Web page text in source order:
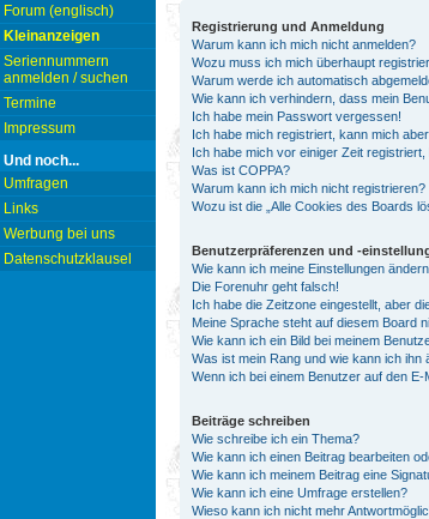
Forum (englisch)
Kleinanzeigen
Seriennummern
anmelden / suchen
Termine
Impressum
Und noch...
Umfragen
Links
Werbung bei uns
Datenschutzklausel
Registrierung und Anmeldung
Warum kann ich mich nicht anmelden?
Wozu muss ich mich überhaupt
Warum werde ich automatisch
Wie kann ich verhindern, dass mein
Ich habe mein Passwort vergessen!
Ich habe mich registriert, kann mich
Ich habe mich vor einiger Zeit
Was ist COPPA?
Warum kann ich mich nicht registrieren?
Wozu ist die „Alle Cookies des Boards
Benutzerpräferenzen und -
Wie kann ich meine Einstellungen
Die Forenuhr geht falsch!
Ich habe die Zeitzone eingestellt, aber
Meine Sprache steht auf diesem Board
Wie kann ich ein Bild bei meinem
Was ist mein Rang und wie kann ich ihn
Wenn ich bei einem Benutzer auf den
Beiträge schreiben
Wie schreibe ich ein Thema?
Wie kann ich einen Beitrag bearbeiten
Wie kann ich meinem Beitrag eine
Wie kann ich eine Umfrage erstellen?
Wieso kann ich nicht mehr